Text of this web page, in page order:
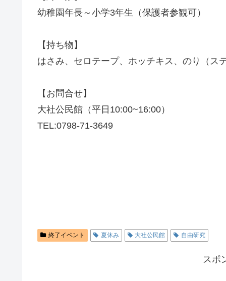
幼稚園年長～小学3年生（保護者参観可）
【持ち物】
はさみ、セロテープ、ホッチキス、のり（ス
【お問合せ】
大社公民館（平日10:00~16:00）
TEL:0798-71-3649
終了イベント 夏休み 大社公民館 自由研究
スポ